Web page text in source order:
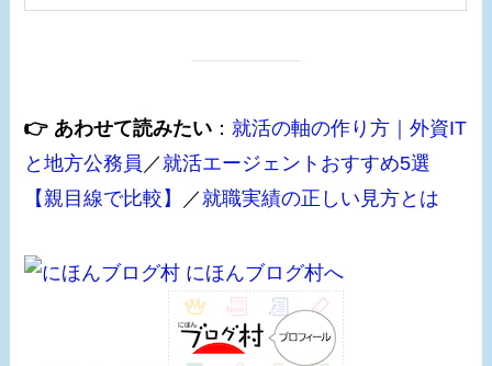
👉 あわせて読みたい ：就活の軸の作り方｜外資IT
と地方公務員 ／就活エージェントおすすめ5選
【親目線で比較】
／就職実績の正しい見方とは